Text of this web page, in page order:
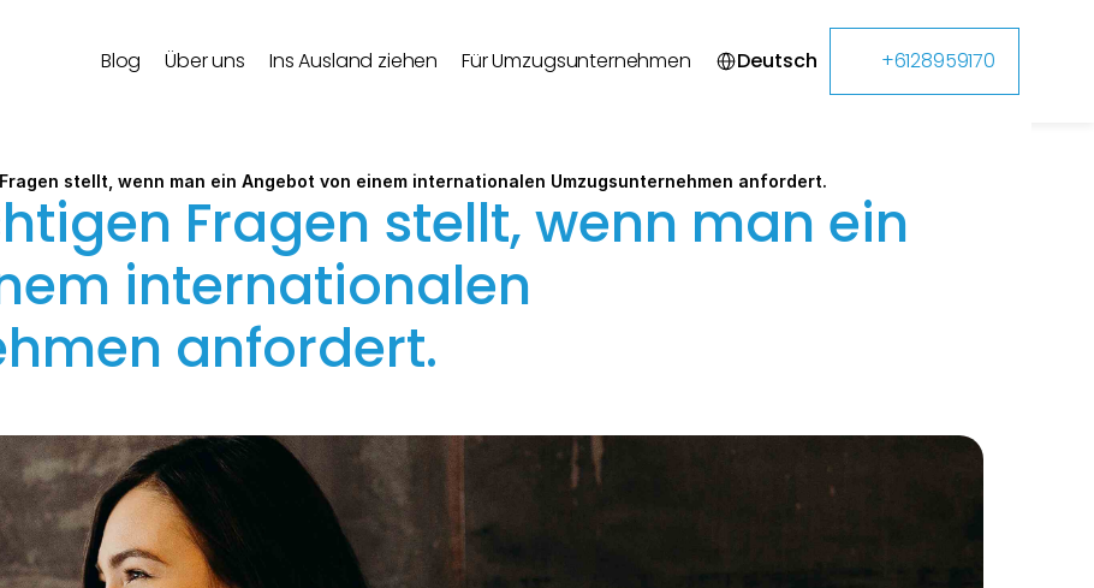
Blog Über uns Ins Ausland ziehen Für Umzugsunternehmen Deutsch +6128959170
stellt, wenn man ein Angebot von einem internationalen Umzugsunternehmen anfordert.
Fragen stellt, wenn man ein
internationalen
anfordert.